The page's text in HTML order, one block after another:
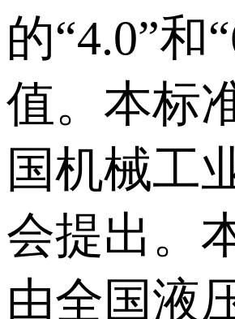
的“4.0”和
值。本标
国机械工
会提出。
由全国液